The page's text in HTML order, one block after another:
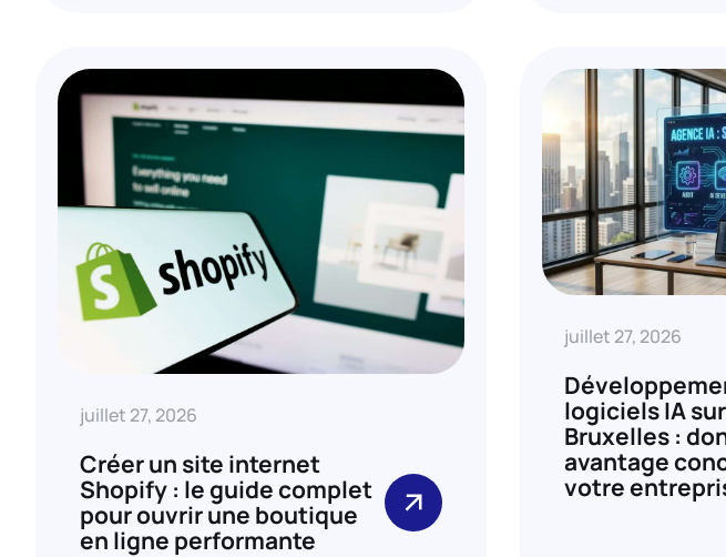
juillet 27, 2026
Créer un site internet
Shopify : le guide complet
pour ouvrir une boutique
en ligne performante
juillet 27, 2026
logiciels IA
Bruxelles :
avantage
votre